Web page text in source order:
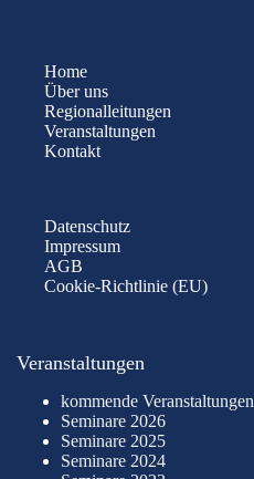
Home
Über uns
Regionalleitungen
Veranstaltungen
Kontakt
Datenschutz
Impressum
AGB
Cookie-Richtlinie (EU)
Veranstaltungen
kommende Veranstaltungen
Seminare 2026
Seminare 2025
Seminare 2024